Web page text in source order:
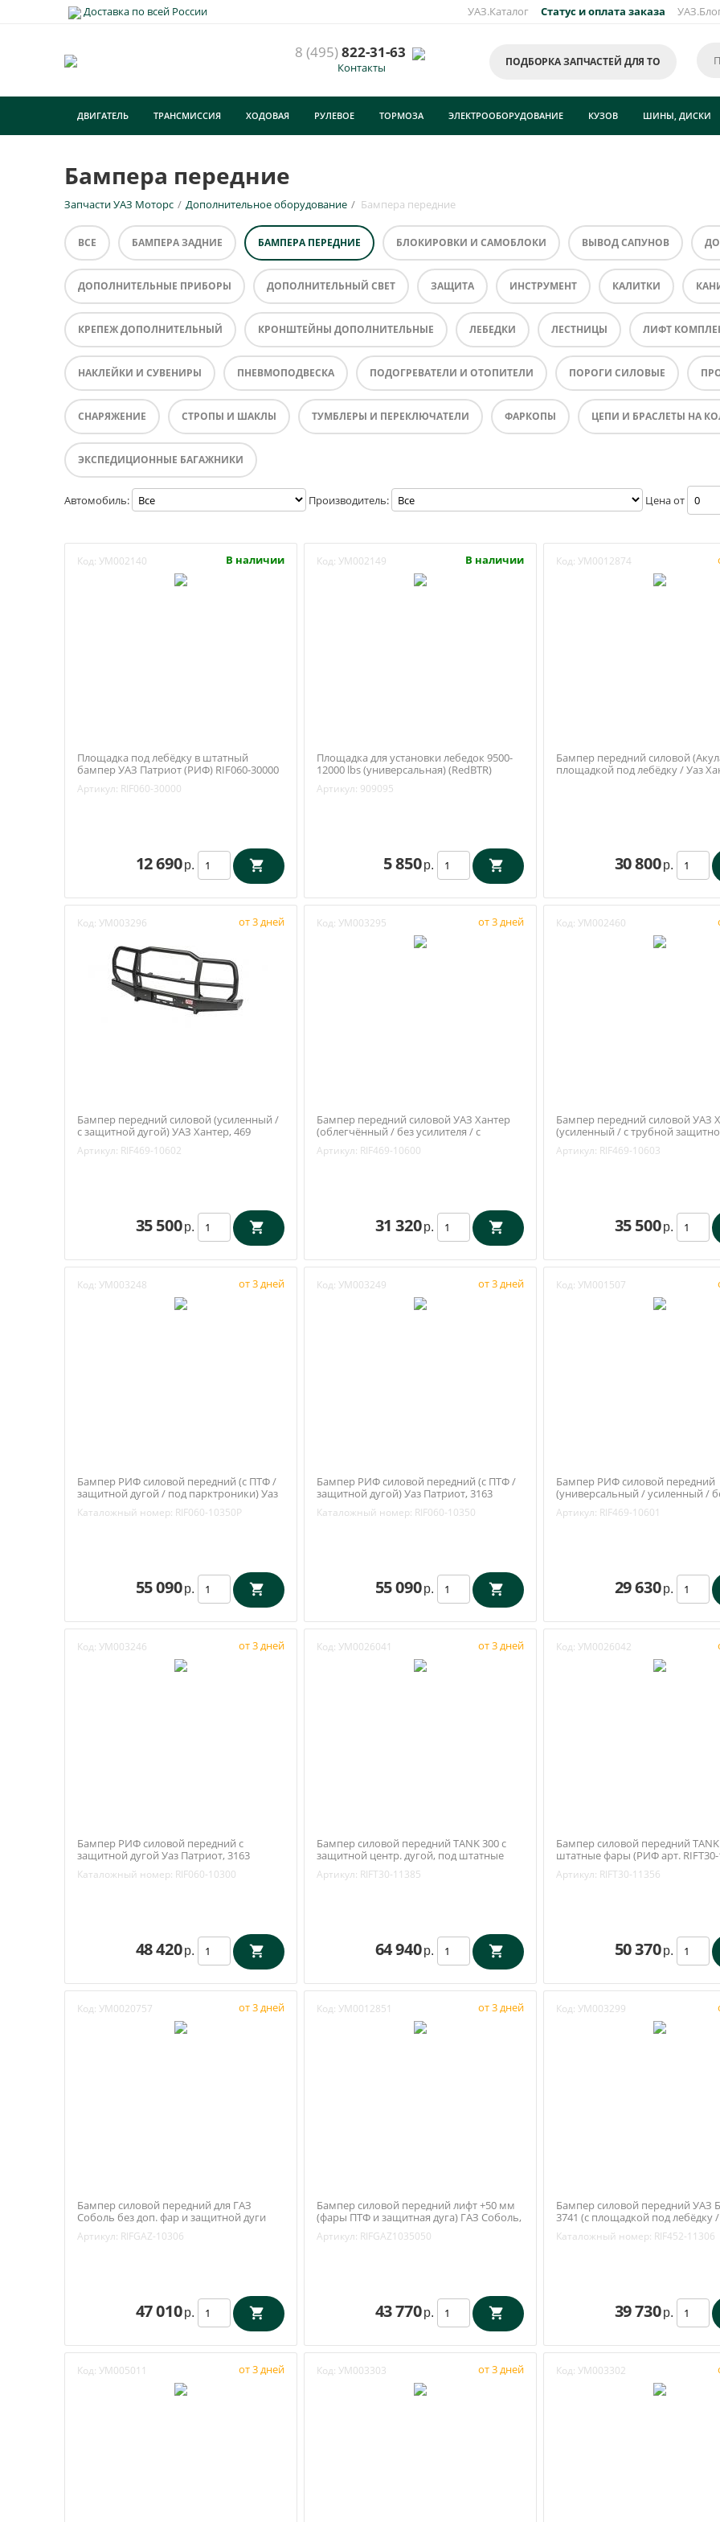
Доставка по всей России УАЗ.Каталог Статус и оплата заказа
8 (495)822-31-63
Контакты ПОДБОРКА ЗАПЧАСТЕЙ ДЛЯ ТО
ДВИГАТЕЛЬ ТРАНСМИССИЯ ХОДОВАЯ РУЛЕВОЕ ТОРМОЗА ЭЛЕКТРООБОРУДОВАНИЕ КУЗОВ ШИНЫ, ДИСКИ
Бампера передние
Запчасти УАЗ Моторс / Дополнительное оборудование / Бампера передние
ВСЕ БАМПЕРА ЗАДНИЕ БАМПЕРА ПЕРЕДНИЕ БЛОКИРОВКИ И САМОБЛОКИ ВЫВОД САПУНОВ
ДОПОЛНИТЕЛЬНЫЕ ПРИБОРЫ ДОПОЛНИТЕЛЬНЫЙ СВЕТ ЗАЩИТА ИНСТРУМЕНТ КАЛИТКИ
КРЕПЕЖ ДОПОЛНИТЕЛЬНЫЙ КРОНШТЕЙНЫ ДОПОЛНИТЕЛЬНЫЕ ЛЕБЕДКИ ЛЕСТНИЦЫ ЛИФТ
НАКЛЕЙКИ И СУВЕНИРЫ ПНЕВМОПОДВЕСКА ПОДОГРЕВАТЕЛИ И ОТОПИТЕЛИ ПОРОГИ СИЛОВЫЕ
СНАРЯЖЕНИЕ СТРОПЫ И ШАКЛЫ ТУМБЛЕРЫ И ПЕРЕКЛЮЧАТЕЛИ ФАРКОПЫ ЦЕПИ И БРАСЛЕТЫ НА
ЭКСПЕДИЦИОННЫЕ БАГАЖНИКИ
Автомобиль: Производитель: Цена от
Код: УМ002140 В наличии
Площадка под лебёдку в штатный
бампер УАЗ Патриот (РИФ) RIF060-30000
Артикул: RIF060-30000
12 690 р.
Код: УМ002149 В наличии
Площадка для установки лебедок 9500-
12000 lbs (универсальная) (RedBTR)
909095
Артикул: 909095
5 850 р.
Код: УМ0012874
Бампер передний силовой
площадкой под лебёдку / Уаз
30 800 р.
Код: УМ003296 от 3 дней
Бампер передний силовой (усиленный /
с защитной дугой) УАЗ Хантер, 469
(RIF469-10602)
Артикул: RIF469-10602
35 500 р.
Код: УМ003295 от 3 дней
Бампер передний силовой УАЗ Хантер
(облегчённый / без усилителя / с
трубной защитной дугой) Уаз Хантер,
469 (RIF469-10600)
Артикул: RIF469-10600
31 320 р.
Код: УМ002460
Бампер передний силовой УАЗ
(усиленный / с трубной
(РИФ / RIF469-10603)
Артикул: RIF469-10603
35 500 р.
Код: УМ003248 от 3 дней
Бампер РИФ силовой передний (с ПТФ /
защитной дугой / под парктроники) Уаз
Патриот (RIF060-10350P)
Каталожный номер: RIF060-10350P
55 090 р.
Код: УМ003249 от 3 дней
Бампер РИФ силовой передний (с ПТФ /
защитной дугой) Уаз Патриот, 3163
(RIF060-10350)
Каталожный номер: RIF060-10350
55 090 р.
Код: УМ001507
Бампер РИФ силовой передний
(универсальный / усиленный /
кенгурина) УАЗ Хантер (RIF469-
Артикул: RIF469-10601
29 630 р.
Код: УМ003246 от 3 дней
Бампер РИФ силовой передний с
защитной дугой Уаз Патриот, 3163
(RIF060-10300)
Каталожный номер: RIF060-10300
48 420 р.
Код: УМ0026041 от 3 дней
Бампер силовой передний TANK 300 c
защитной центр. дугой, под штатные
фары (РИФ арт. RIFT30-11385)
Артикул: RIFT30-11385
64 940 р.
Код: УМ0026042
Бампер силовой передний
штатные фары (РИФ арт. RIFT30-
Артикул: RIFT30-11356
50 370 р.
Код: УМ0020757 от 3 дней
Бампер силовой передний для ГАЗ
Соболь без доп. фар и защитной дуги
стандарт (РИФ арт. RIFGAZ-10306)
Артикул: RIFGAZ-10306
47 010 р.
Код: УМ0012851 от 3 дней
Бампер силовой передний лифт +50 мм
(фары ПТФ и защитная дуга) ГАЗ Соболь,
Газель (РИФ) RIFGAZ-10350-50
Артикул: RIFGAZ1035050
43 770 р.
Код: УМ003299
Бампер силовой передний УАЗ
3741 (c площадкой под лебёдку
защитной дуги / стандарт) РИФ
11306)
Каталожный номер: RIF452-11306
39 730 р.
Код: УМ005011 от 3 дней Код: УМ003303 от 3 дней Код: УМ003302